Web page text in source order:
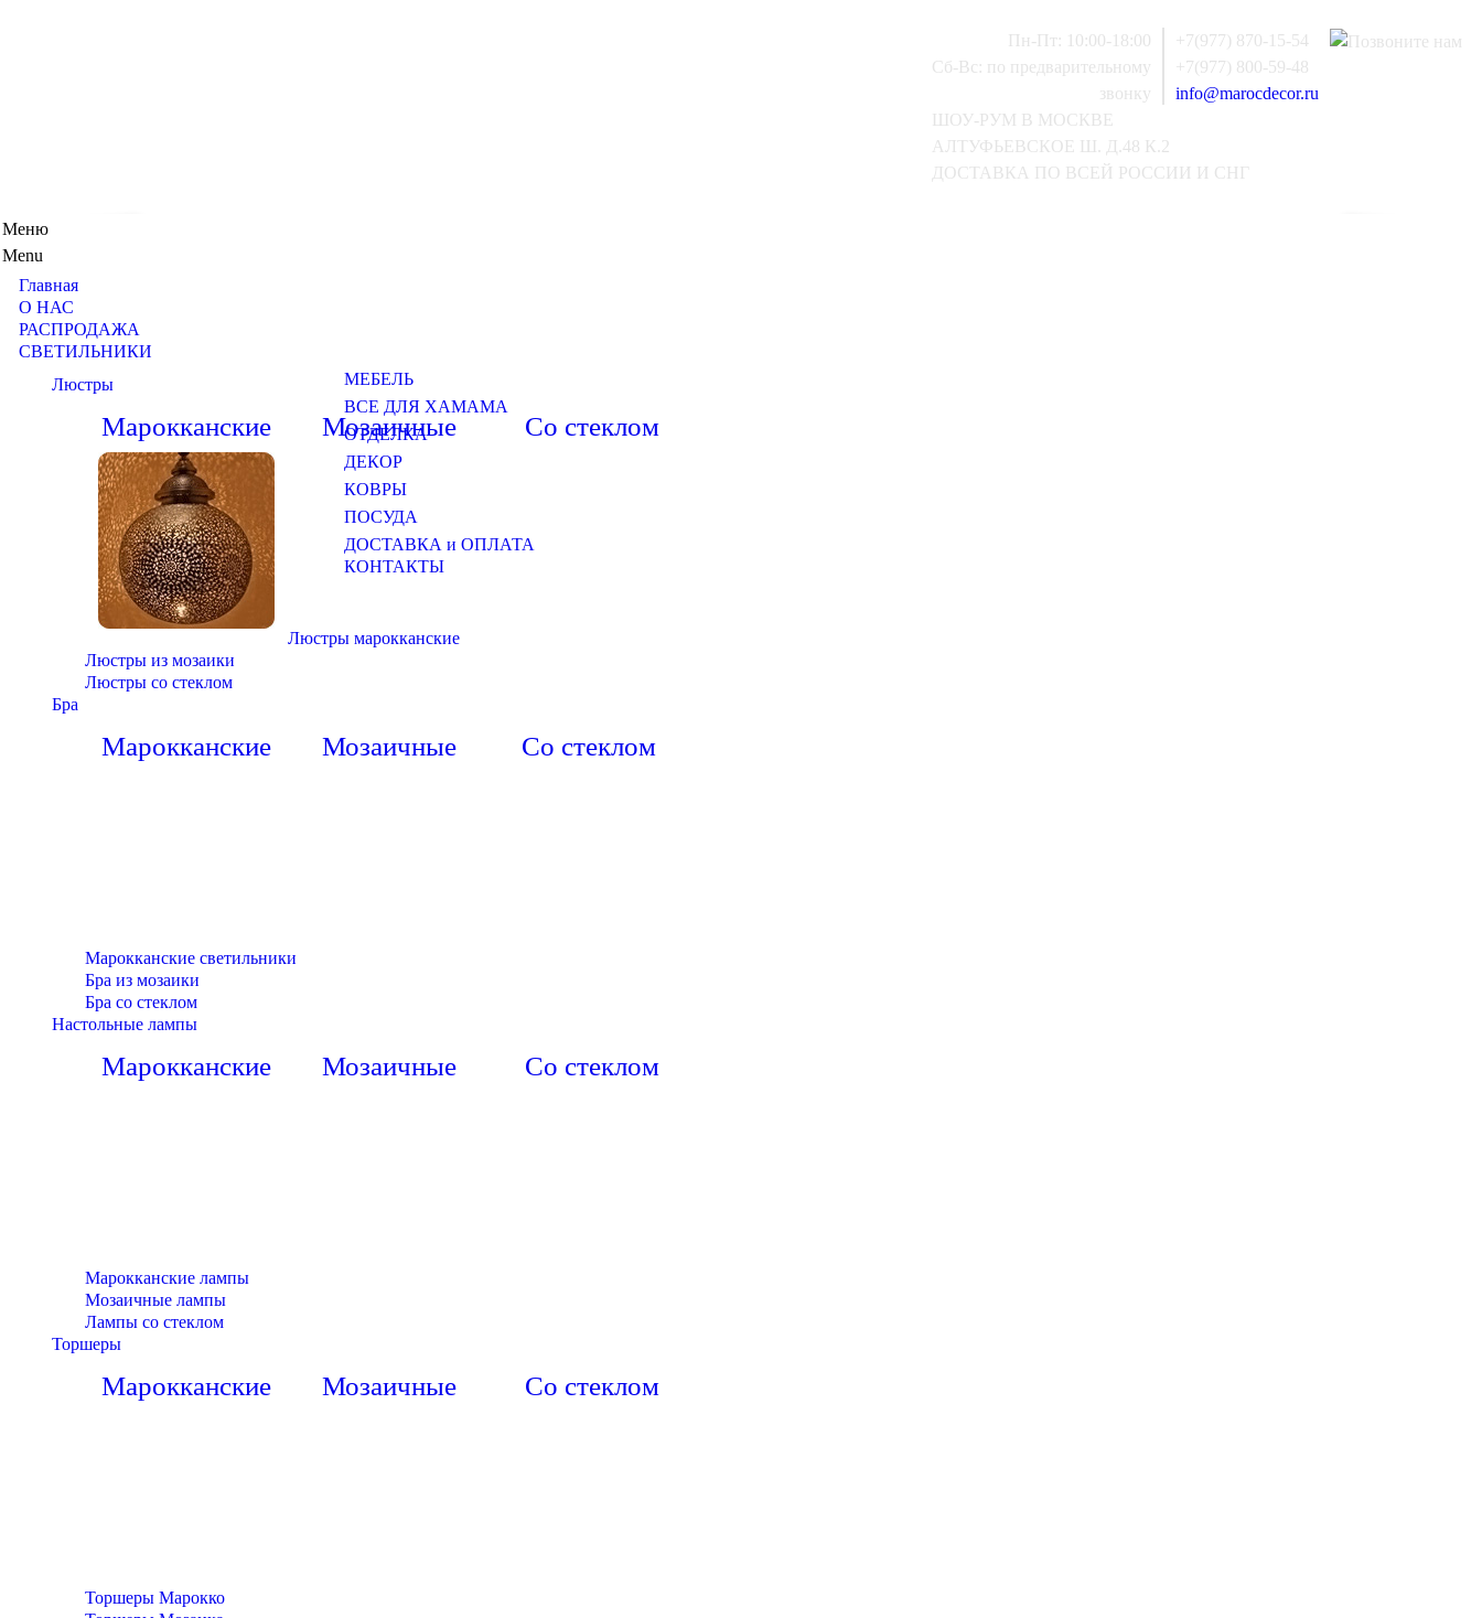
+7(977) 870-15-54
+7(977) 800-59-48
info@marocdecor.ru
Пн-Пт: 10:00-18:00
Сб-Вс: по предварительному
звонку
ШОУ-РУМ В МОСКВЕ
АЛТУФЬЕВСКОЕ Ш. Д.48 К.2
ДОСТАВКА ПО ВСЕЙ РОССИИ И СНГ
Меню
Menu
Главная
О НАС
РАСПРОДАЖА
СВЕТИЛЬНИКИ
Люстры
Марокканские Мозаичные Со стеклом
Люстры марокканские
Люстры из мозаики
Люстры со стеклом
Бра
Марокканские Мозаичные Со стеклом
Марокканские светильники
Бра из мозаики
Бра со стеклом
Настольные лампы
Марокканские Мозаичные Со стеклом
Марокканские лампы
Мозаичные лампы
Лампы со стеклом
Торшеры
Марокканские Мозаичные Со стеклом
Торшеры Марокко
МЕБЕЛЬ
ВСЕ ДЛЯ ХАМАМА
ОТДЕЛКА
ДЕКОР
КОВРЫ
ПОСУДА
ДОСТАВКА и ОПЛАТА
КОНТАКТЫ